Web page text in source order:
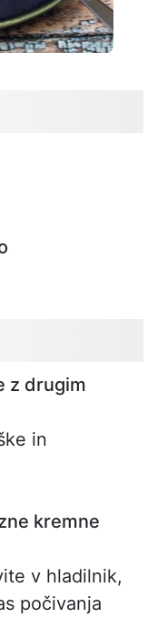
z drugim
in
kremne
v hladilnik,
počivanja